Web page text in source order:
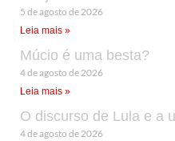
5 de agosto de 2026
Leia mais »
Múcio é uma besta?
4 de agosto de 2026
Leia mais »
O discurso de Lula e a
4 de agosto de 2026